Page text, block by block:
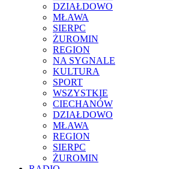
DZIAŁDOWO
MŁAWA
SIERPC
ŻUROMIN
REGION
NA SYGNALE
KULTURA
SPORT
WSZYSTKIE
CIECHANÓW
DZIAŁDOWO
MŁAWA
REGION
SIERPC
ŻUROMIN